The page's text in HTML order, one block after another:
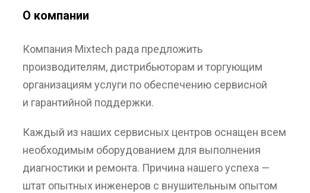
О компании
Компания Mixtech рада предложить
производителям, дистрибьюторам и торгующим
организациям услуги по обеспечению сервисной
и гарантийной поддержки.
Каждый из наших сервисных центров оснащен всем
необходимым оборудованием для выполнения
диагностики и ремонта. Причина нашего успеха —
штат опытных инженеров с внушительным опытом